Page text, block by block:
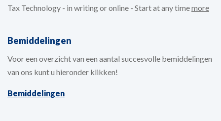
Tax Technology - in writing or online - Start at any timemore
Bemiddelingen
Voor een overzicht van een aantal succesvolle bemiddelingen
van ons kunt u hieronder klikken!
Bemiddelingen